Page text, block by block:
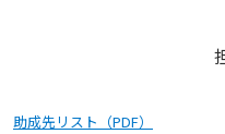
助成先リスト（PDF）